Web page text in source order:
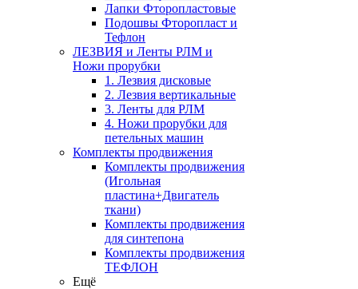
Лапки Фторопластовые
Подошвы Фторопласт и
Тефлон
ЛЕЗВИЯ и Ленты РЛМ и
Ножи прорубки
1. Лезвия дисковые
2. Лезвия вертикальные
3. Ленты для РЛМ
4. Ножи прорубки для
петельных машин
Комплекты продвижения
Комплекты продвижения
(Игольная
пластина+Двигатель
ткани)
Комплекты продвижения
для синтепона
Комплекты продвижения
ТЕФЛОН
Ещё